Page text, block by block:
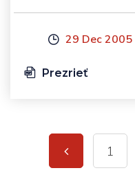
29 Dec 2005
Prezrieť
1